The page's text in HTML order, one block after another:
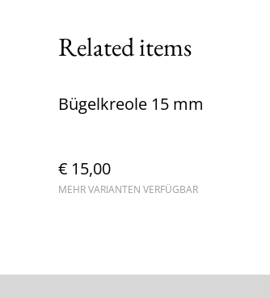
Related items
Bügelkreole 15 mm
€ 15,00
MEHR VARIANTEN VERFÜGBAR